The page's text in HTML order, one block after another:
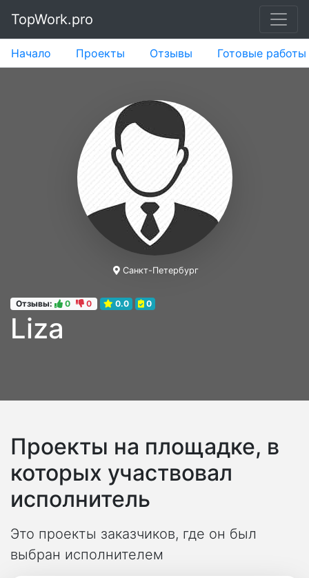
TopWork.pro
Начало Проекты Отзывы Готовые работы
Отзывы: 0 0 0.0 0
Liza
Санкт-Петербург
Проекты на площадке, в
которых участвовал
исполнитель
Это проекты заказчиков, где он был
выбран исполнителем